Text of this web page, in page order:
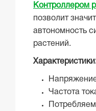
Контроллером
позволит
автономность
растений.
Частота